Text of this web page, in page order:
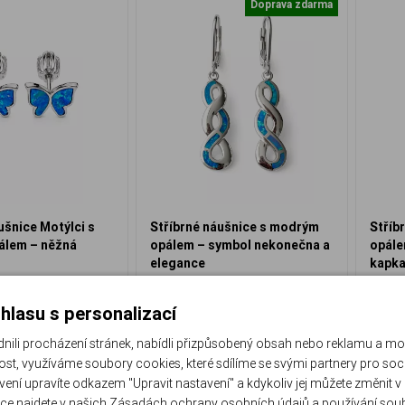
Motýlci s
– něžná
k odeslání
Kč
Do košíku
Doprava zdarma
Stříbrné náušnice s modrým
opálem – symbol nekonečna a
elegance
1 590 Kč
Do košíku
s personalizací
procházení stránek, nabídli přizpůsobený obsah nebo reklamu a
využíváme soubory cookies, které sdílíme se svými partnery pro
upravíte odkazem "Upravit nastavení" a kdykoliv jej můžete změnit